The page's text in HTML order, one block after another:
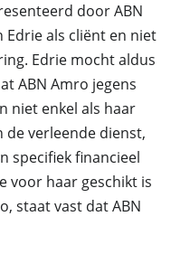
door ABN
Edrie als cliënt en niet
Edrie mocht aldus
ABN Amro jegens
niet enkel als haar
de verleende dienst,
specifiek financieel
voor haar geschikt is
staat vast dat ABN